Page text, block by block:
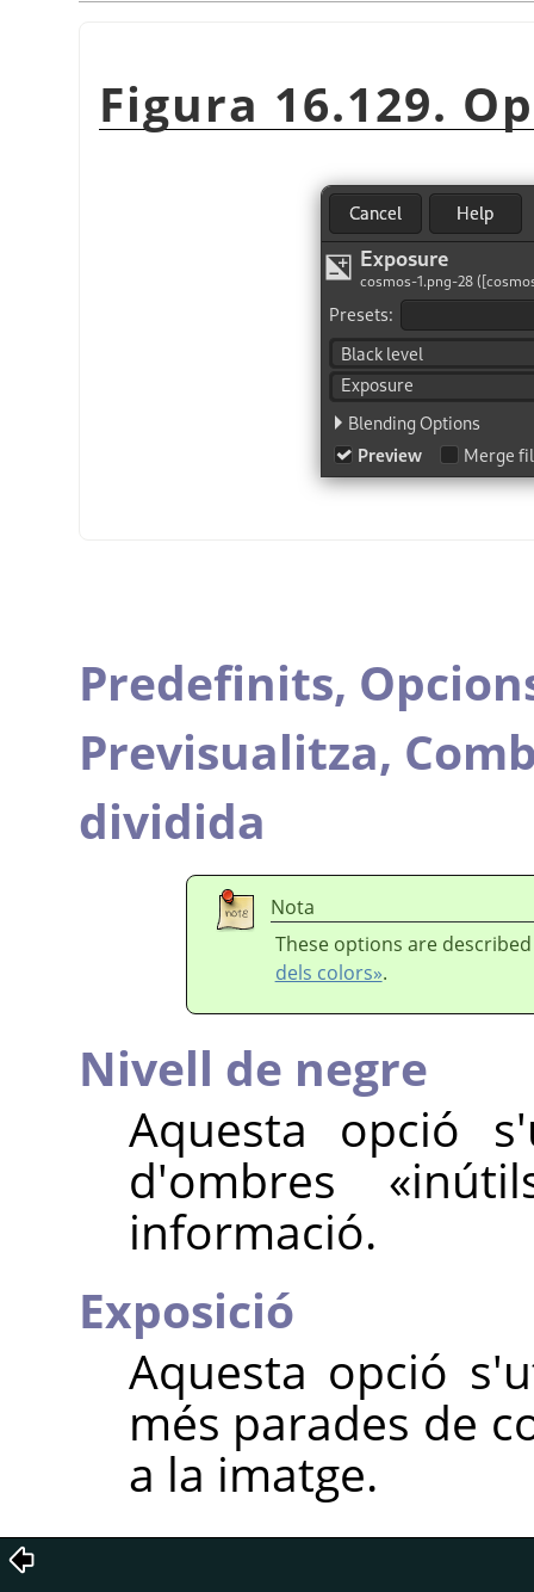
Figura 16.129.
Predefinits,
Previsualitza,
dividida
Nota
These options are
dels colors».
Nivell de negre
Aquesta opció
d'ombres
informació.
Exposició
Aquesta opció
més parades de
a la imatge.